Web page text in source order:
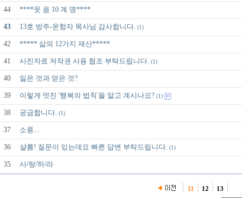
44 ****웃 음 10 계 명****
43 13호 방주-운항자 목사님 감사합니다. (1)
42 ***** 삶의 12가지 재산*****
41 사진자료 저작권 사용 협조 부탁드립니다. (1)
40 잃은 것과 얻은 것?
39 이렇게 멋진 '행복의 법칙'을 알고 계시나요? (1)
38 궁금합니다. (1)
37 소풍...
36 샬롬! 질문이 있는데요 빠른 답변 부탁드립니다. (1)
35 사/랑/하/라
11 12 13